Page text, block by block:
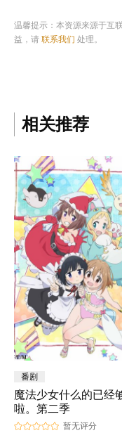
温馨提示：本资源来源于互
益，请 联系我们 处理。
相关推荐
番剧
魔法少女什么的已经
啦。第二季
暂无评分